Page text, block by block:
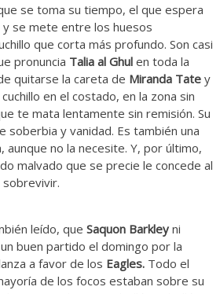
se toma su tiempo, el que espera
se mete entre los huesos
que corta más profundo. Son casi
pronuncia Talia al Ghul en toda la
quitarse la careta de Miranda Tate y
cuchillo en el costado, en la zona sin
te mata lentamente sin remisión. Su
soberbia y vanidad. Es también una
aunque no la necesite. Y, por último,
malvado que se precie le concede al
leído, queSaquon Barkley ni
buen partido el domingo por la
a favor de los Eagles. Todo el
de los focos estaban sobre su